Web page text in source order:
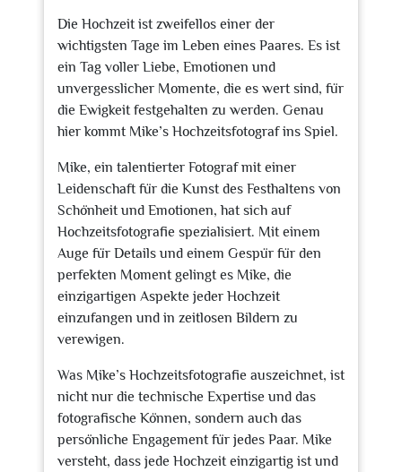
Die Hochzeit ist zweifellos einer der
wichtigsten Tage im Leben eines Paares. Es ist
ein Tag voller Liebe, Emotionen und
unvergesslicher Momente, die es wert sind, für
die Ewigkeit festgehalten zu werden. Genau
hier kommt Mike’s Hochzeitsfotograf ins Spiel.
Mike, ein talentierter Fotograf mit einer
Leidenschaft für die Kunst des Festhaltens von
Schönheit und Emotionen, hat sich auf
Hochzeitsfotografie spezialisiert. Mit einem
Auge für Details und einem Gespür für den
perfekten Moment gelingt es Mike, die
einzigartigen Aspekte jeder Hochzeit
einzufangen und in zeitlosen Bildern zu
verewigen.
Was Mike’s Hochzeitsfotografie auszeichnet, ist
nicht nur die technische Expertise und das
fotografische Können, sondern auch das
persönliche Engagement für jedes Paar. Mike
versteht, dass jede Hochzeit einzigartig ist und